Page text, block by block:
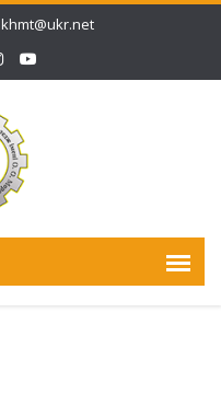
khmt@ukr.net